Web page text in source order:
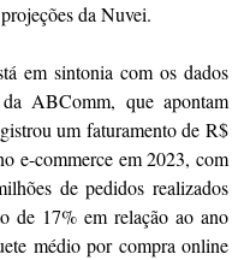
da Nuvei.
em sintonia com os dados
ABComm, que apontam
um faturamento de R$
e-commerce em 2023, com
de pedidos realizados
de 17% em relação ao ano
médio por compra online